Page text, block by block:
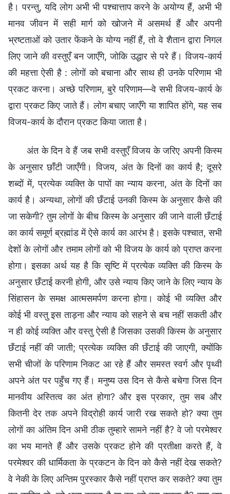
है। परन्तु, यदि लोग अभी भी पश्चात्ताप करने के अयोग्य हैं, अभी भी
मानव जीवन में सही मार्ग को खोजने में असमर्थ हैं और अपनी
भ्रष्टताओं को उतार फेंकने के योग्य नहीं हैं, तो वे शैतान द्वारा निगल
लिए जाने की वस्तुएँ बन जाएँगे, जोकि उद्धार से परे हैं। विजय-कार्य
की महत्ता ऐसी है : लोगों को बचाना और साथ ही उनके परिणाम भी
प्रकट करना। अच्छे परिणाम, बुरे परिणाम—वे सभी विजय-कार्य के
द्वारा प्रकट किए जाते हैं। लोग बचाए जाएँगे या शापित होंगे, यह सब
विजय-कार्य के दौरान प्रकट किया जाता है।
अंत के दिन वे हैं जब सभी वस्तुएँ विजय के जरिए अपनी किस्म
के अनुसार छाँटी जाएँगी। विजय, अंत के दिनों का कार्य है; दूसरे
शब्दों में, प्रत्येक व्यक्ति के पापों का न्याय करना, अंत के दिनों का
कार्य है। अन्यथा, लोगों की छँटाई उनकी किस्म के अनुसार कैसे की
जा सकेगी? तुम लोगों के बीच किस्म के अनुसार की जाने वाली छँटाई
का कार्य समूर्ण ब्रह्मांड में ऐसे कार्य का आरंभ है। इसके पश्चात, सभी
देशों के लोगों और तमाम लोगों को भी विजय के कार्य को प्राप्त करना
होगा। इसका अर्थ यह है कि सृष्टि में प्रत्येक व्यक्ति की किस्म के
अनुसार छँटाई करनी होगी, और उसे न्याय किए जाने के लिए न्याय के
सिंहासन के समक्ष आत्मसमर्पण करना होगा। कोई भी व्यक्ति और
कोई भी वस्तु इस ताड़ना और न्याय को सहने से बच नहीं सकती और
न ही कोई व्यक्ति और वस्तु ऐसी है जिसका उसकी किस्म के अनुसार
छँटाई नहीं की जाती; प्रत्येक व्यक्ति की छँटाई की जाएगी, क्योंकि
सभी चीजों के परिणाम निकट आ रहे हैं और समस्त स्वर्ग और पृथ्वी
अपने अंत पर पहुँच गए हैं। मनुष्य उस दिन से कैसे बचेगा जिस दिन
मानवीय अस्तित्व का अंत होगा? और इस प्रकार, तुम सब और
कितनी देर तक अपने विद्रोही कार्य जारी रख सकते हो? क्या तुम
लोगों का अंतिम दिन अभी ठीक तुम्हारे सामने नहीं है? वे जो परमेश्वर
का भय मानते हैं और उसके प्रकट होने की प्रतीक्षा करते हैं, वे
परमेश्वर की धार्मिकता के प्रकटन के दिन को कैसे नहीं देख सकते?
वे नेकी के लिए अन्तिम पुरस्कार कैसे नहीं प्राप्त कर सकते? क्या तुम